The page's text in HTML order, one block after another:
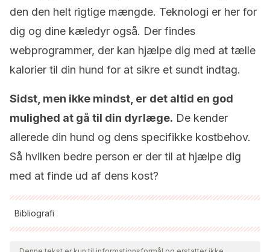
den den helt rigtige mængde. Teknologi er her for
dig og dine kæledyr også. Der findes
webprogrammer, der kan hjælpe dig med at tælle
kalorier til din hund for at sikre et sundt indtag.
Sidst, men ikke mindst, er det altid en god
mulighed at gå til din dyrlæge. De kender
allerede din hund og dens specifikke kostbehov.
Så hvilken bedre person er der til at hjælpe dig
med at finde ud af dens kost?
Bibliografi
Alle citerede kilder blev grundigt gennemgået af vores team
for at sikre deres kvalitet, pålidelighed, aktualitet og validitet.